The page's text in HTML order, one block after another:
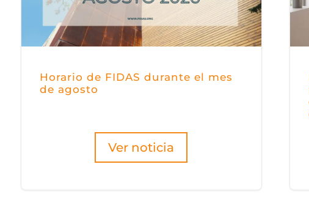
Horario de FIDAS durante el mes
de agosto
Ver noticia